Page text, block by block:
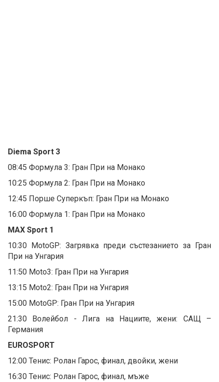
Diema Sport 3
08:45 Формула 3: Гран При на Монако
10:25 Формула 2: Гран При на Монако
12:45 Порше Суперкъп: Гран При на Монако
16:00 Формула 1: Гран При на Монако
MAX Sport 1
10:30 MotoGP: Загрявка преди състезанието за Гран
При на Унгария
11:50 Moto3: Гран При на Унгария
13:15 Moto2: Гран При на Унгария
15:00 MotoGP: Гран При на Унгария
21:30 Волейбол - Лига на Нациите, жени: САЩ –
Германия
EUROSPORT
12:00 Тенис: Ролан Гарос, финал, двойки, жени
16:30 Тенис: Ролан Гарос, финал, мъже